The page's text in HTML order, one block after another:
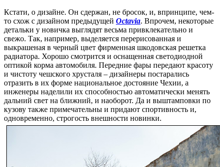
Кстати, о дизайне. Он сдержан, не бросок, и, впринципе, чем-
то схож с дизайном предыдущей Octavia. Впрочем, некоторые
детальки у новичка выглядят весьма привклекательно и
свежо. Так, например, выделяется перерисованная и
выкрашеная в черный цвет фирменная шкодовская решетка
радиатора. Хорошо смотрится и оснащенная светодиодной
оптикой корма автомобиля. Передние фары передают красоту
и чистоту чешского хрусталя – дизайнеры постарались
отразить в их форме национальное достояние Чехии, а
инженеры наделили их способностью автоматически менять
дальний свет на ближний, и наоборот. Да и выштамповки по
кузову также примечательны и придают спортивность и,
одновременно, строгость внешности новинки.